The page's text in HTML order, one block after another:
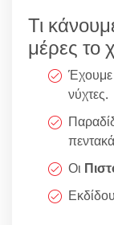
Τι
μέρες το
νύχτες.
Οι